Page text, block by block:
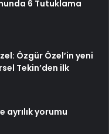
6 Tutuklama
Özgür Özel’in yeni
Tekin’den ilk
ayrılık yorumu